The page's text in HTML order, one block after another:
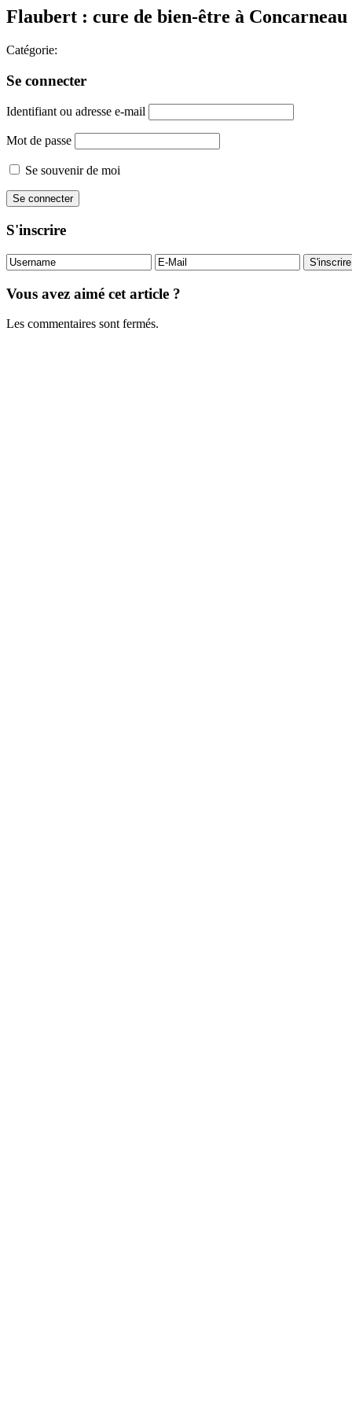
Flaubert : cure de bien-être à Concarneau
Catégorie:
Se connecter
Identifiant ou adresse e-mail
Mot de passe
Se souvenir de moi
S'inscrire
Vous avez aimé cet article ?
Les commentaires sont fermés.